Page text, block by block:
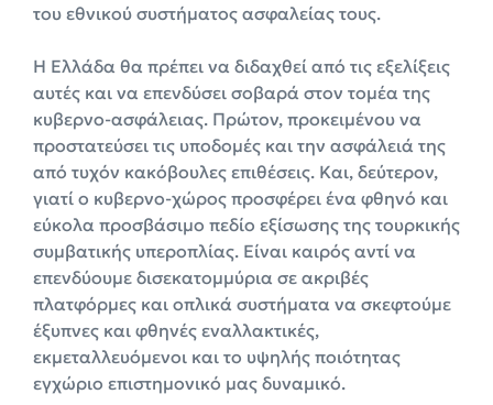
του εθνικού συστήματος ασφαλείας τους.
Η Ελλάδα θα πρέπει να διδαχθεί από τις εξελίξεις
αυτές και να επενδύσει σοβαρά στον τομέα της
κυβερνο-ασφάλειας. Πρώτον, προκειμένου να
προστατεύσει τις υποδομές και την ασφάλειά της
από τυχόν κακόβουλες επιθέσεις. Και, δεύτερον,
γιατί ο κυβερνο-χώρος προσφέρει ένα φθηνό και
εύκολα προσβάσιμο πεδίο εξίσωσης της τουρκικής
συμβατικής υπεροπλίας. Είναι καιρός αντί να
επενδύουμε δισεκατομμύρια σε ακριβές
πλατφόρμες και οπλικά συστήματα να σκεφτούμε
έξυπνες και φθηνές εναλλακτικές,
εκμεταλλευόμενοι και το υψηλής ποιότητας
εγχώριο επιστημονικό μας δυναμικό.